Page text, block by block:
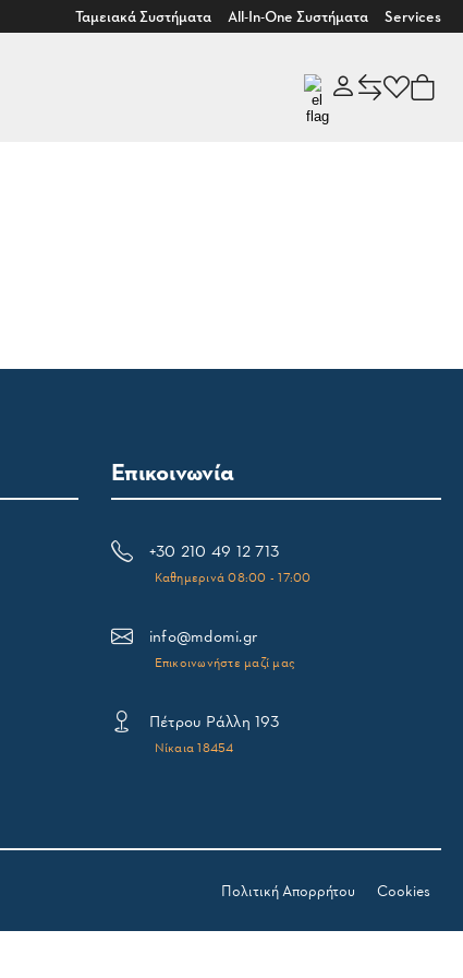
Ταμειακά Συστήματα All-In-One Συστήματα Services
Επικοινωνία
+30 210 49 12 713
Καθημερινά 08:00 - 17:00
info@mdomi.gr
Επικοινωνήστε μαζί μας
Πέτρου Ράλλη 193
Νίκαια 18454
Πολιτική Απορρήτου Cookies